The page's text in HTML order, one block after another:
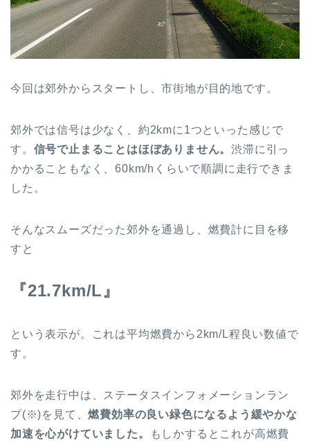
今回は郊外からスタートし、市街地が目的地です。
郊外では信号は少なく、約2kmに1つといった感じで
す。 信号で止まることはほぼありません。渋滞に引っ
かかることもなく、60km/hくらいで順調に走行できま
した。
そんなスムーズだった郊外を通過し、燃費計に目を移
すと
『21.7km/L』
という表示が。これは平均燃費から2km/L程良い数値で
す。
郊外を走行中は、ステータスインフォメーションラン
プ(※)を見て、燃費効率の良い緑色になるよう緩やかな
加速を心がけていました。
もしかするとこれが高燃費